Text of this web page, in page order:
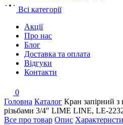
Всі категорії
Акції
Про нас
Блог
Доставка та оплата
Відгуки
Контакти
0
Головна Каталог Кран запірний
різьбами 3/4″ LIME LINE, LE-
Все про товар Опис